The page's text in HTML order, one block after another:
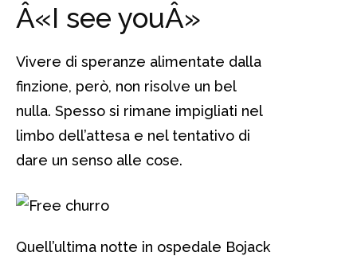
Â«I see youÂ»
Vivere di speranze alimentate dalla
finzione, però, non risolve un bel
nulla. Spesso si rimane impigliati nel
limbo dell’attesa e nel tentativo di
dare un senso alle cose.
Quell’ultima notte in ospedale Bojack